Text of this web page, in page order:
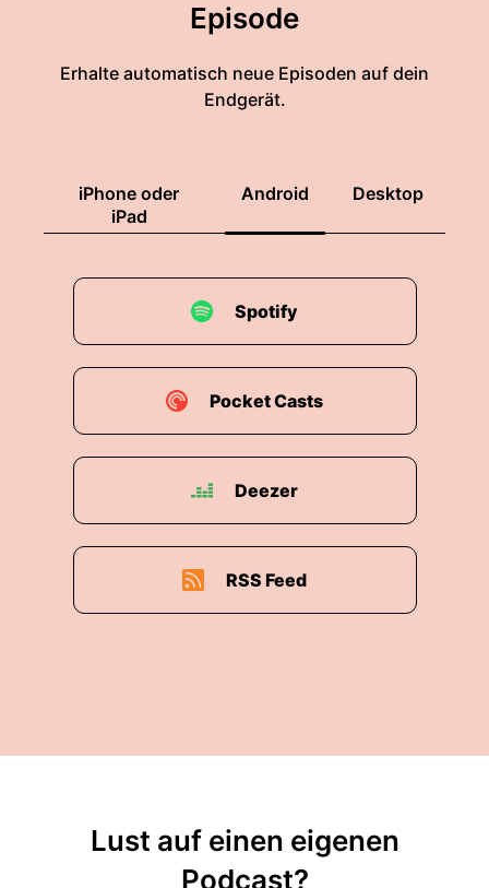
Episode
Erhalte automatisch neue Episoden auf dein
Endgerät.
iPhone oder
iPad
Android Desktop
Spotify
Pocket Casts
Deezer
RSS Feed
Lust auf einen eigenen
Podcast?